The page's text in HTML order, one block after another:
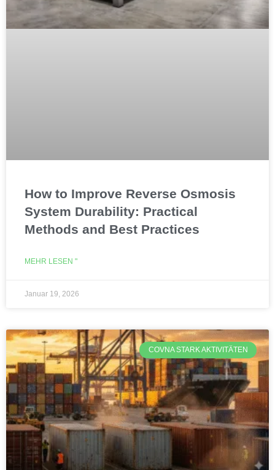
How to Improve Reverse Osmosis
System Durability: Practical
Methods and Best Practices
MEHR LESEN "
Januar 19, 2026
COVNA STARK AKTIVITÄTEN